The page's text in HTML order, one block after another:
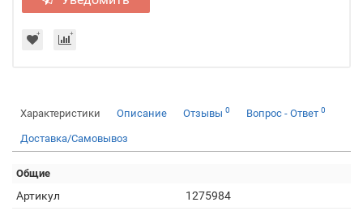
Характеристики Описание Отзывы 0 Вопрос - Ответ 0
Доставка/Самовывоз
Общие
Артикул
1275984